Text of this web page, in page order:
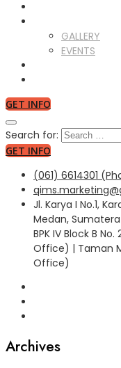
GALLERY
EVENTS
GET INFO
Search for:
GET INFO
(061) 6614301
Jl. Karya I No.1,
Medan,
BPK IV Block B
Office) | Taman
Office)
Archives